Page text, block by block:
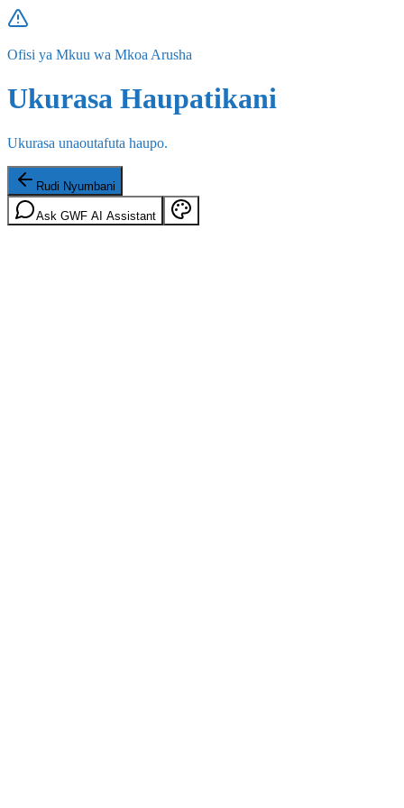
Ofisi ya Mkuu wa Mkoa Arusha
Ukurasa Haupatikani
Ukurasa unaoutafuta haupo.
Rudi Nyumbani
Ask GWF AI Assistant